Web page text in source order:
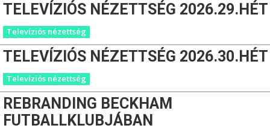
TELEVÍZIÓS NÉZETTSÉG 2026.29.HÉT
Televíziós nézettség
TELEVÍZIÓS NÉZETTSÉG 2026.30.HÉT
Televíziós nézettség
REBRANDING BECKHAM
FUTBALLKLUBJÁBAN